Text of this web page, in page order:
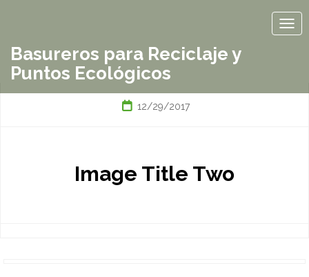
Basureros para Reciclaje y
Puntos Ecológicos
12/29/2017
Image Title Two